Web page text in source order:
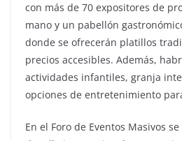
con más de 70 expositores de
mano y un pabellón
donde se ofrecerán platillos
precios accesibles. Además,
actividades infantiles, granja
opciones de entretenimiento
En el Foro de Eventos Masivos